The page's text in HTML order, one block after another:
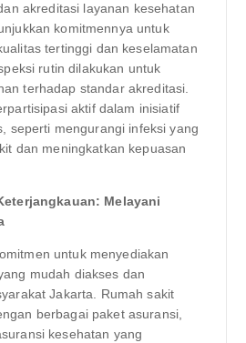
akreditasi layanan kesehatan
komitmennya untuk
tertinggi dan keselamatan
rutin dilakukan untuk
terhadap standar akreditasi.
aktif dalam inisiatif
seperti mengurangi infeksi yang
dan meningkatkan kepuasan
Melayani
untuk menyediakan
mudah diakses dan
Jakarta. Rumah sakit
berbagai paket asuransi,
kesehatan yang